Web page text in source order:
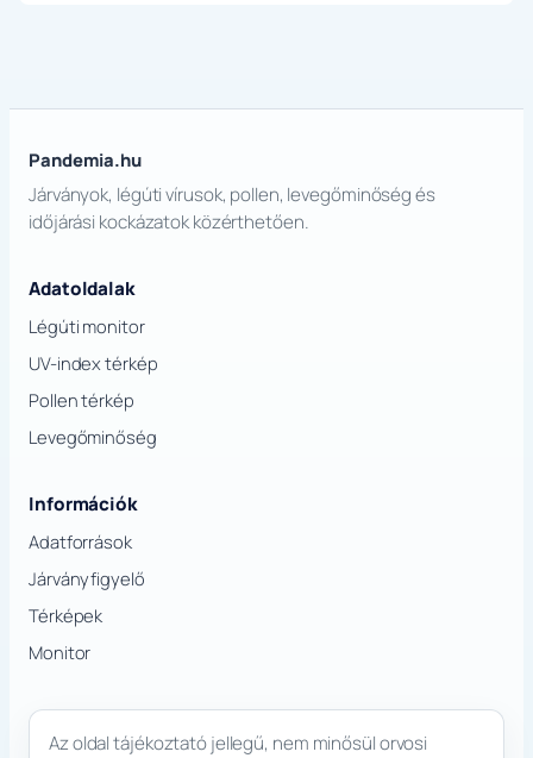
Pandemia.hu
Járványok, légúti vírusok, pollen, levegőminőség és
időjárási kockázatok közérthetően.
Adatoldalak
Légúti monitor
UV-index térkép
Pollen térkép
Levegőminőség
Információk
Adatforrások
Járványfigyelő
Térképek
Monitor
Az oldal tájékoztató jellegű, nem minősül orvosi